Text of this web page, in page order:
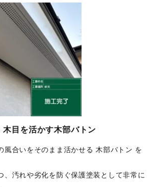
目を活かす木部バトン
風合いをそのまま活かせる 木部バトン を
、汚れや劣化を防ぐ保護塗装として非常に